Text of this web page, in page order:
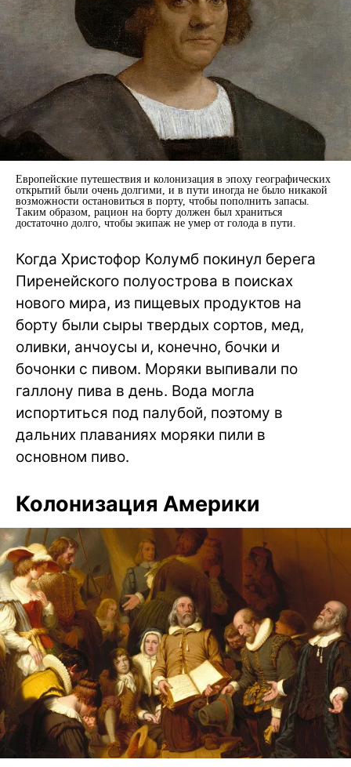
Европейские путешествия и колонизация в эпоху географических
открытий были очень долгими, и в пути иногда не было никакой
возможности остановиться в порту, чтобы пополнить запасы.
Таким образом, рацион на борту должен был храниться
достаточно долго, чтобы экипаж не умер от голода в пути.
Когда Христофор Колумб покинул берега
Пиренейского полуострова в поисках
нового мира, из пищевых продуктов на
борту были сыры твердых сортов, мед,
оливки, анчоусы и, конечно, бочки и
бочонки с пивом. Моряки выпивали по
галлону пива в день. Вода могла
испортиться под палубой, поэтому в
дальних плаваниях моряки пили в
основном пиво.
Колонизация Америки